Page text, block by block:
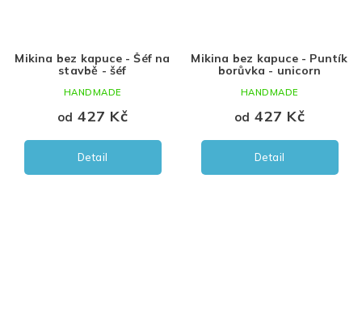
Mikina bez kapuce - Šéf na
stavbě - šéf
od 427 Kč
Detail
HANDMADE
Mikina bez kapuce - Puntík
borůvka - unicorn
od 427 Kč
Detail
HANDMADE